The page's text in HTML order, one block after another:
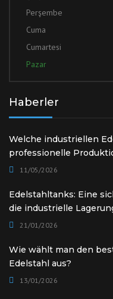
Perşembe
Cuma
Cumartesi
Pazar
Haberler
Welche industriellen
professionelle
11/05/2026
Edelstahltanks: Eine
die industrielle
21/01/2026
Wie wählt man den
Edelstahl aus?
13/01/2026